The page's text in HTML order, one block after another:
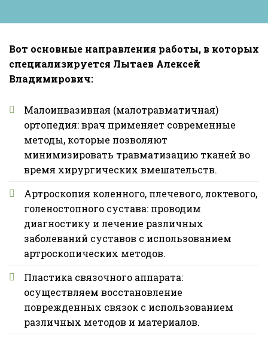
Вот основные направления работы, в которых
специализируется Лытаев Алексей
Владимирович:
Малоинвазивная (малотравматичная)
ортопедия: врач применяет современные
методы, которые позволяют
минимизировать травматизацию тканей во
время хирургических вмешательств.
Артроскопия коленного, плечевого, локтевого,
голеностопного сустава: проводим
диагностику и лечение различных
заболеваний суставов с использованием
артроскопических методов.
Пластика связочного аппарата:
осуществляем восстановление
поврежденных связок с использованием
различных методов и материалов.